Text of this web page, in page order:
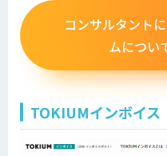
コンサルタント
ムについ
TOKIUMインボイス